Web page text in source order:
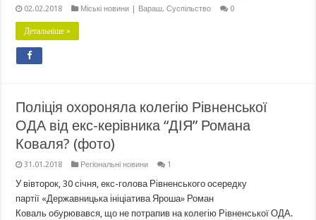
02.02.2018 Міські новини | Вараш,Суспільство 0
Детальніше »
Поліція охороняла колегію Рівненської
ОДА від екс-керівника “ДІЯ” Романа
Коваля? (фото)
31.01.2018 Регіональні новини 1
У вівторок, 30 січня, екс-голова Рівненського осередку
партії «Державницька ініціатива Яроша» Роман
Коваль обурювався, що не потрапив на колегію Рівненської ОДА.